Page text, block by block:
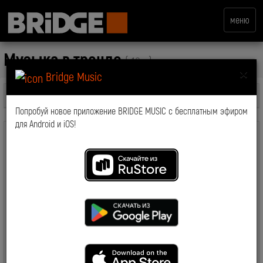
меню
×
Bridge Music
Попробуй новое приложение BRIDGE MUSIC с бесплатным эфиром
для Android и iOS!
Музыка в тренде( 16+ )
Все передачи